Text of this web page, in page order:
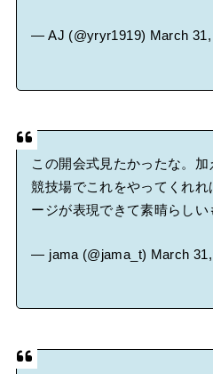
— AJ (@yryr1919) March
この開会式見たかったな。
競技場でこれをやってくれれ
ージが表現できて素晴らしい
— jama (@jama_t) March